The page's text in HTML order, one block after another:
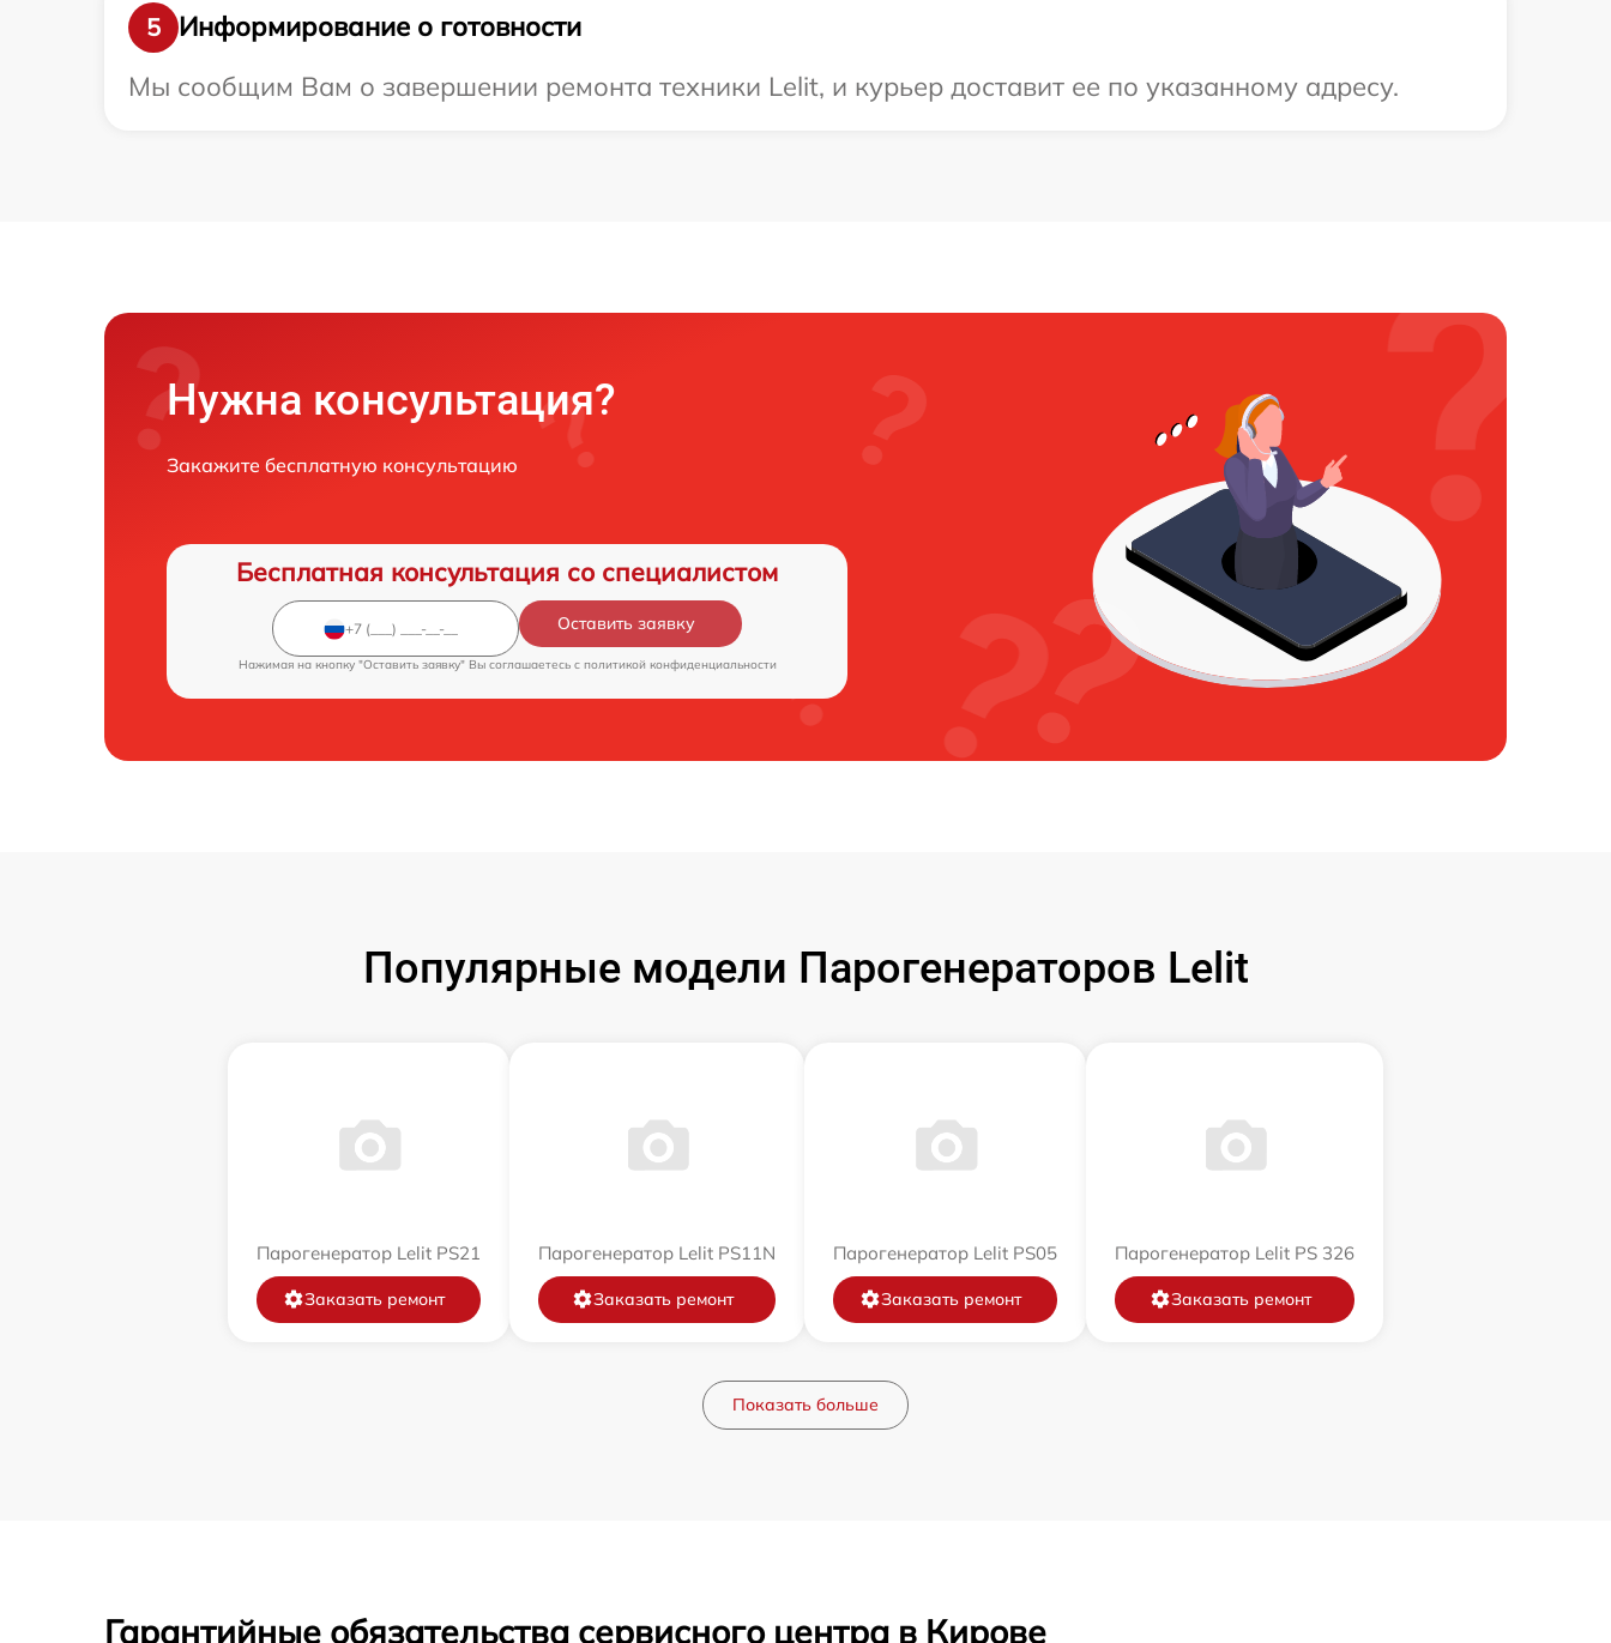
5
Информирование о готовности
Мы сообщим Вам о завершении ремонта техники Lelit, и курьер доставит ее по указанному адресу.
Нужна консультация?
Закажите бесплатную консультацию
Бесплатная консультация со специалистом
Оставить заявку
Нажимая на кнопку "Оставить заявку" Вы соглашаетесь c политикой конфиденциальности
Популярные модели Парогенераторов Lelit
Парогенератор Lelit PS21
Заказать ремонт
Парогенератор Lelit PS11N
Заказать ремонт
Парогенератор Lelit PS05
Заказать ремонт
Парогенератор Lelit PS 326
Заказать ремонт
Показать больше
Гарантийные обязательства сервисного центра в Кирове